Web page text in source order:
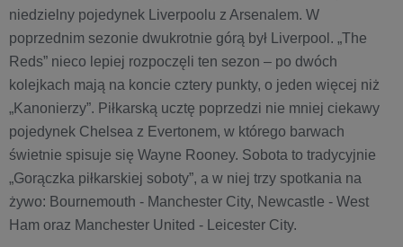
niedzielny pojedynek Liverpoolu z Arsenalem. W
poprzednim sezonie dwukrotnie górą był Liverpool. „The
Reds” nieco lepiej rozpoczęli ten sezon – po dwóch
kolejkach mają na koncie cztery punkty, o jeden więcej niż
„Kanonierzy”. Piłkarską ucztę poprzedzi nie mniej ciekawy
pojedynek Chelsea z Evertonem, w którego barwach
świetnie spisuje się Wayne Rooney. Sobota to tradycyjnie
„Gorączka piłkarskiej soboty”, a w niej trzy spotkania na
żywo: Bournemouth - Manchester City, Newcastle - West
Ham oraz Manchester United - Leicester City.